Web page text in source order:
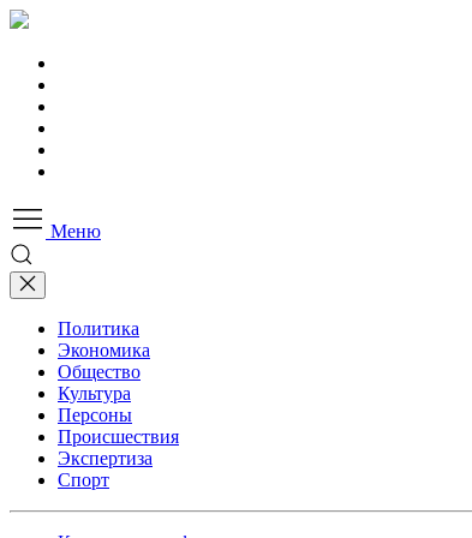
Меню
Политика
Экономика
Общество
Культура
Персоны
Происшествия
Экспертиза
Спорт